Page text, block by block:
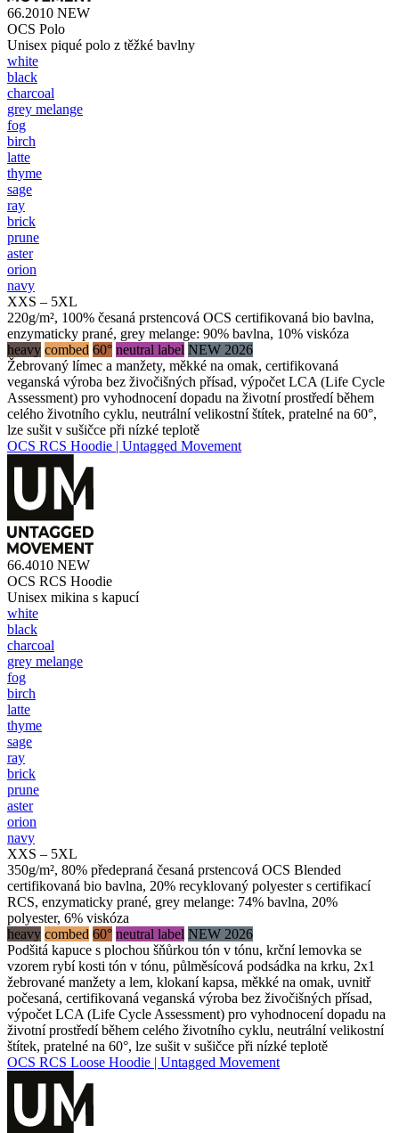
66.2010 NEW
OCS Polo
Unisex piqué polo z těžké bavlny
white
black
charcoal
grey melange
fog
birch
latte
thyme
sage
ray
brick
prune
aster
orion
navy
XXS – 5XL
220g/m², 100% česaná prstencová OCS certifikovaná bio bavlna,
enzymaticky prané, grey melange: 90% bavlna, 10% viskóza
heavy combed 60° neutral label NEW 2026
Žebrovaný límec a manžety, měkké na omak, certifikovaná
veganská výroba bez živočišných přísad, výpočet LCA (Life Cycle
Assessment) pro vyhodnocení dopadu na životní prostředí během
celého životního cyklu, neutrální velikostní štítek, pratelné na 60°,
lze sušit v sušičce při nízké teplotě
OCS RCS Hoodie | Untagged Movement
66.4010 NEW
OCS RCS Hoodie
Unisex mikina s kapucí
white
black
charcoal
grey melange
fog
birch
latte
thyme
sage
ray
brick
prune
aster
orion
navy
XXS – 5XL
350g/m², 80% předepraná česaná prstencová OCS Blended
certifikovaná bio bavlna, 20% recyklovaný polyester s certifikací
RCS, enzymaticky prané, grey melange: 74% bavlna, 20%
polyester, 6% viskóza
heavy combed 60° neutral label NEW 2026
Podšitá kapuce s plochou šňůrkou tón v tónu, krční lemovka se
vzorem rybí kosti tón v tónu, půlměsícová podsádka na krku, 2x1
žebrované manžety a lem, klokaní kapsa, měkké na omak, uvnitř
počesaná, certifikovaná veganská výroba bez živočišných přísad,
výpočet LCA (Life Cycle Assessment) pro vyhodnocení dopadu na
životní prostředí během celého životního cyklu, neutrální velikostní
štítek, pratelné na 60°, lze sušit v sušičce při nízké teplotě
OCS RCS Loose Hoodie | Untagged Movement